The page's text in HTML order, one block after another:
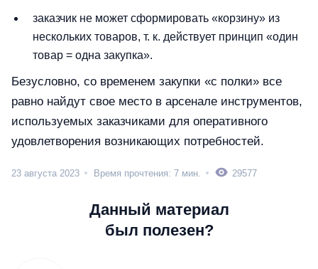
заказчик не может сформировать «корзину» из
нескольких товаров, т. к. действует принцип «один
товар = одна закупка».
Безусловно, со временем закупки «с полки» все
равно найдут свое место в арсенале инструментов,
используемых заказчиками для оперативного
удовлетворения возникающих потребностей.
23 августа 2023 Время прочтения: 7 мин. 29577
Данный материал
был полезен?